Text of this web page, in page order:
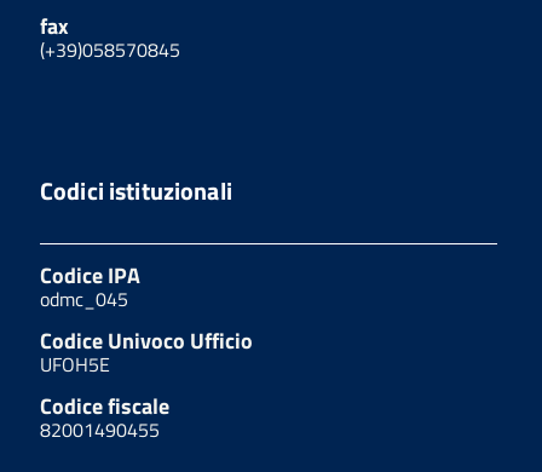
fax
(+39)058570845
Codici istituzionali
Codice IPA
odmc_045
Codice Univoco Ufficio
UFOH5E
Codice fiscale
82001490455